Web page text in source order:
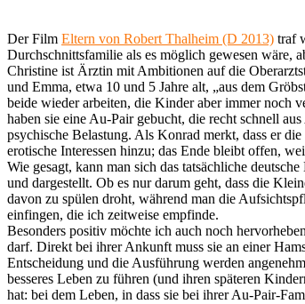
Der Film Eltern von Robert Thalheim (D 2013) traf
Durchschnittsfamilie als es möglich gewesen wäre,
Christine ist Ärztin mit Ambitionen auf die
und Emma, etwa 10 und 5 Jahre alt, „aus dem
beide wieder arbeiten, die Kinder aber immer noch
haben sie eine Au-Pair gebucht, die recht schnell
psychische Belastung. Als Konrad merkt, dass er
erotische Interessen hinzu; das Ende bleibt offen,
Wie gesagt, kann man sich das tatsächliche
und dargestellt. Ob es nur darum geht, dass die
davon zu spülen droht, während man die
einfingen, die ich zeitweise empfinde.
Besonders positiv möchte ich auch noch
darf. Direkt bei ihrer Ankunft muss sie an einer
Entscheidung und die Ausführung werden
besseres Leben zu führen (und ihren späteren
hat: bei dem Leben, in dass sie bei ihrer Au-Pair-